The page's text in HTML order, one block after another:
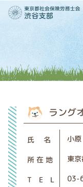
ラング
氏 名 小
所 在 地 東
T E L 03-